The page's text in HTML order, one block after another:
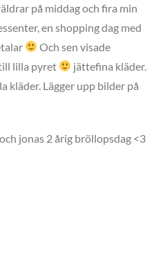
på middag och fira min
en shopping dag med
Och sen visade
lilla pyret
jättefina kläder.
kläder. Lägger upp bilder på
jonas 2 årig bröllopsdag <3